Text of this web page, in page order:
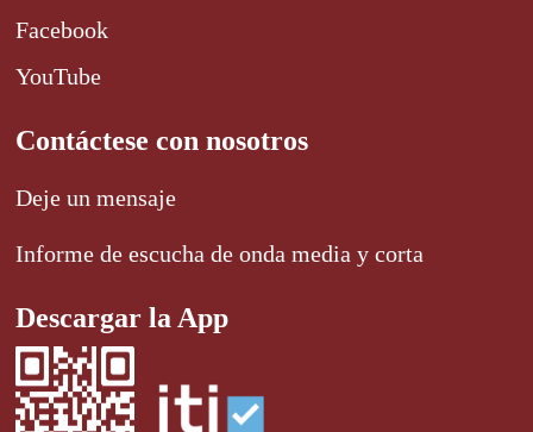
Facebook
YouTube
Contáctese con nosotros
Deje un mensaje
Informe de escucha de onda media y corta
Descargar la App